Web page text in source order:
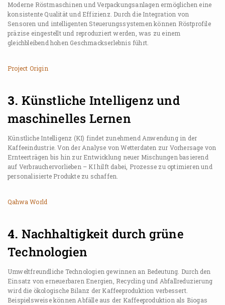
Moderne Röstmaschinen und Verpackungsanlagen ermöglichen eine
konsistente Qualität und Effizienz. Durch die Integration von
Sensoren und intelligenten Steuerungssystemen können Röstprofile
präzise eingestellt und reproduziert werden, was zu einem
gleichbleibend hohen Geschmackserlebnis führt.
Project Origin
3. Künstliche Intelligenz und
maschinelles Lernen
Künstliche Intelligenz (KI) findet zunehmend Anwendung in der
Kaffeeindustrie. Von der Analyse von Wetterdaten zur Vorhersage von
Ernteerträgen bis hin zur Entwicklung neuer Mischungen basierend
auf Verbrauchervorlieben – KI hilft dabei, Prozesse zu optimieren und
personalisierte Produkte zu schaffen.
Qahwa World
4. Nachhaltigkeit durch grüne
Technologien
Umweltfreundliche Technologien gewinnen an Bedeutung. Durch den
Einsatz von erneuerbaren Energien, Recycling und Abfallreduzierung
wird die ökologische Bilanz der Kaffeeproduktion verbessert.
Beispielsweise können Abfälle aus der Kaffeeproduktion als Biogas